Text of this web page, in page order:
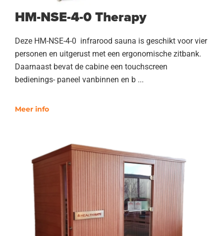
HM-NSE-4-0 Therapy
Deze HM-NSE-4-0 infrarood sauna is geschikt voor vier
personen en uitgerust met een ergonomische zitbank.
Daarnaast bevat de cabine een touchscreen
bedienings- paneel vanbinnen en b ...
Meer info